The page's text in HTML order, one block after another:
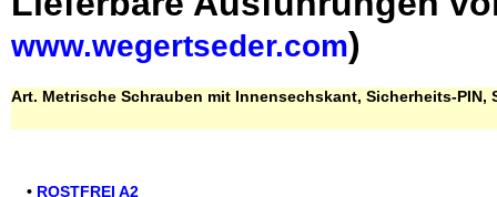
www.wegertseder.com)
Art. Metrische Schrauben mit Innensechskant, Sicherheits-PIN,
• ROSTFREI A2